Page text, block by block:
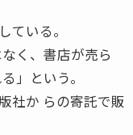
いる。
く、書店が売ら
」という。
社か らの寄託で販